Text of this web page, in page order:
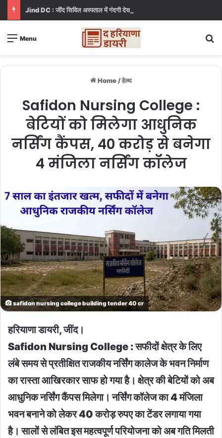
Menu
Home /हेल्थ
Safidon Nursing College :
बेटियों को मिलेगा आधुनिक
नर्सिंग कैंपस, 40 करोड़ से बनेगा
4 मंजिला नर्सिंग कॉलेज
safidon nursing college building tender 40 cr
हरियाणा डायरी, जींद।
Safidon Nursing College : सफीदों क्षेत्र के लिए
लंबे समय से प्रतीक्षित राजकीय नर्सिंग कालेज के भवन निर्माण
का रास्ता आखिरकार साफ हो गया है। क्षेत्र की बेटियों को अब
आधुनिक नर्सिंग कैंपस मिलेगा। नर्सिंग कॉलेज का 4 मंजिला
भवन बनाने को लेकर 40 करोड़ रुपए का टेंडर लगाया गया
है। सालों से लंबित इस महत्वपूर्ण परियोजना को अब गति मिलती